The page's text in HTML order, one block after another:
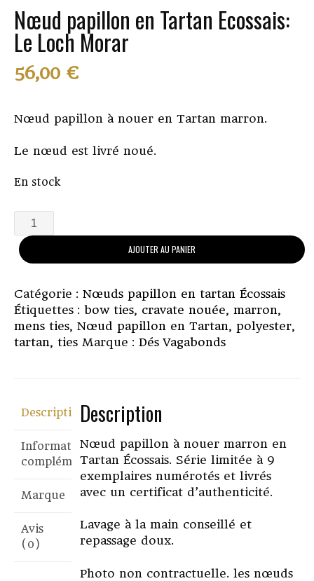
Nœud papillon en Tartan Ecossais:
Le Loch Morar
56,00 €
Nœud papillon à nouer en Tartan marron.
Le nœud est livré noué.
En stock
quantité
de
Nœud
papillon
Tartan
Ecossais:
Le
Loch
AJOUTER AU PANIER
Catégorie : Nœuds papillon en tartan Écossais
Étiquettes : bow ties, cravate nouée, marron,
mens ties, Nœud papillon en Tartan, polyester,
tartan, ties Marque : Dés Vagabonds
Description
Informations
complémentaires
Marque
Avis
(0)
Description
Nœud papillon à nouer marron en
Tartan Écossais. Série limitée à 9
exemplaires numérotés et livrés
avec un certificat d’authenticité.
Lavage à la main conseillé et
repassage doux.
Photo non contractuelle. les nœuds